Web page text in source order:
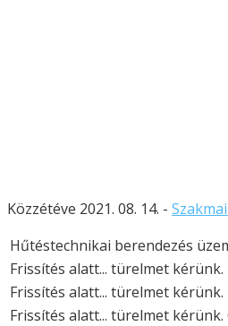
Közzétéve 2021. 08. 14. -
Hűtéstechnikai berendezés
Frissítés alatt... türelmet kérünk.
Frissítés alatt... türelmet
Frissítés alatt... türelmet kérünk.